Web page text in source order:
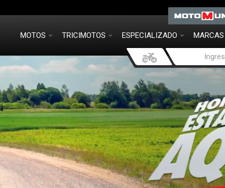
MOTOS TRICIMOTOS ESPECIALIZADO MARCAS